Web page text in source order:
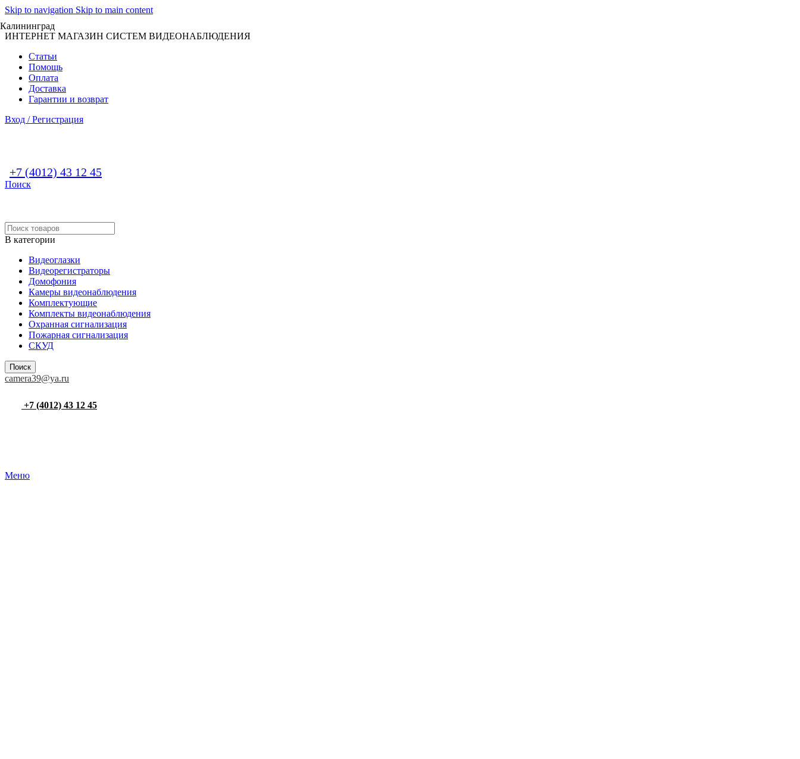
Skip to navigation Skip to main content
Калининград
ИНТЕРНЕТ МАГАЗИН СИСТЕМ ВИДЕОНАБЛЮДЕНИЯ
Статьи
Помощь
Оплата
Доставка
Гарантии и возврат
Вход / Регистрация
+7 (4012) 43 12 45
Поиск
В категории
Видеоглазки
Видеорегистраторы
Домофония
Камеры видеонаблюдения
Комплектующие
Комплекты видеонаблюдения
Охранная сигнализация
Пожарная сигнализация
СКУД
Поиск
camera39@ya.ru
+7 (4012) 43 12 45
Меню